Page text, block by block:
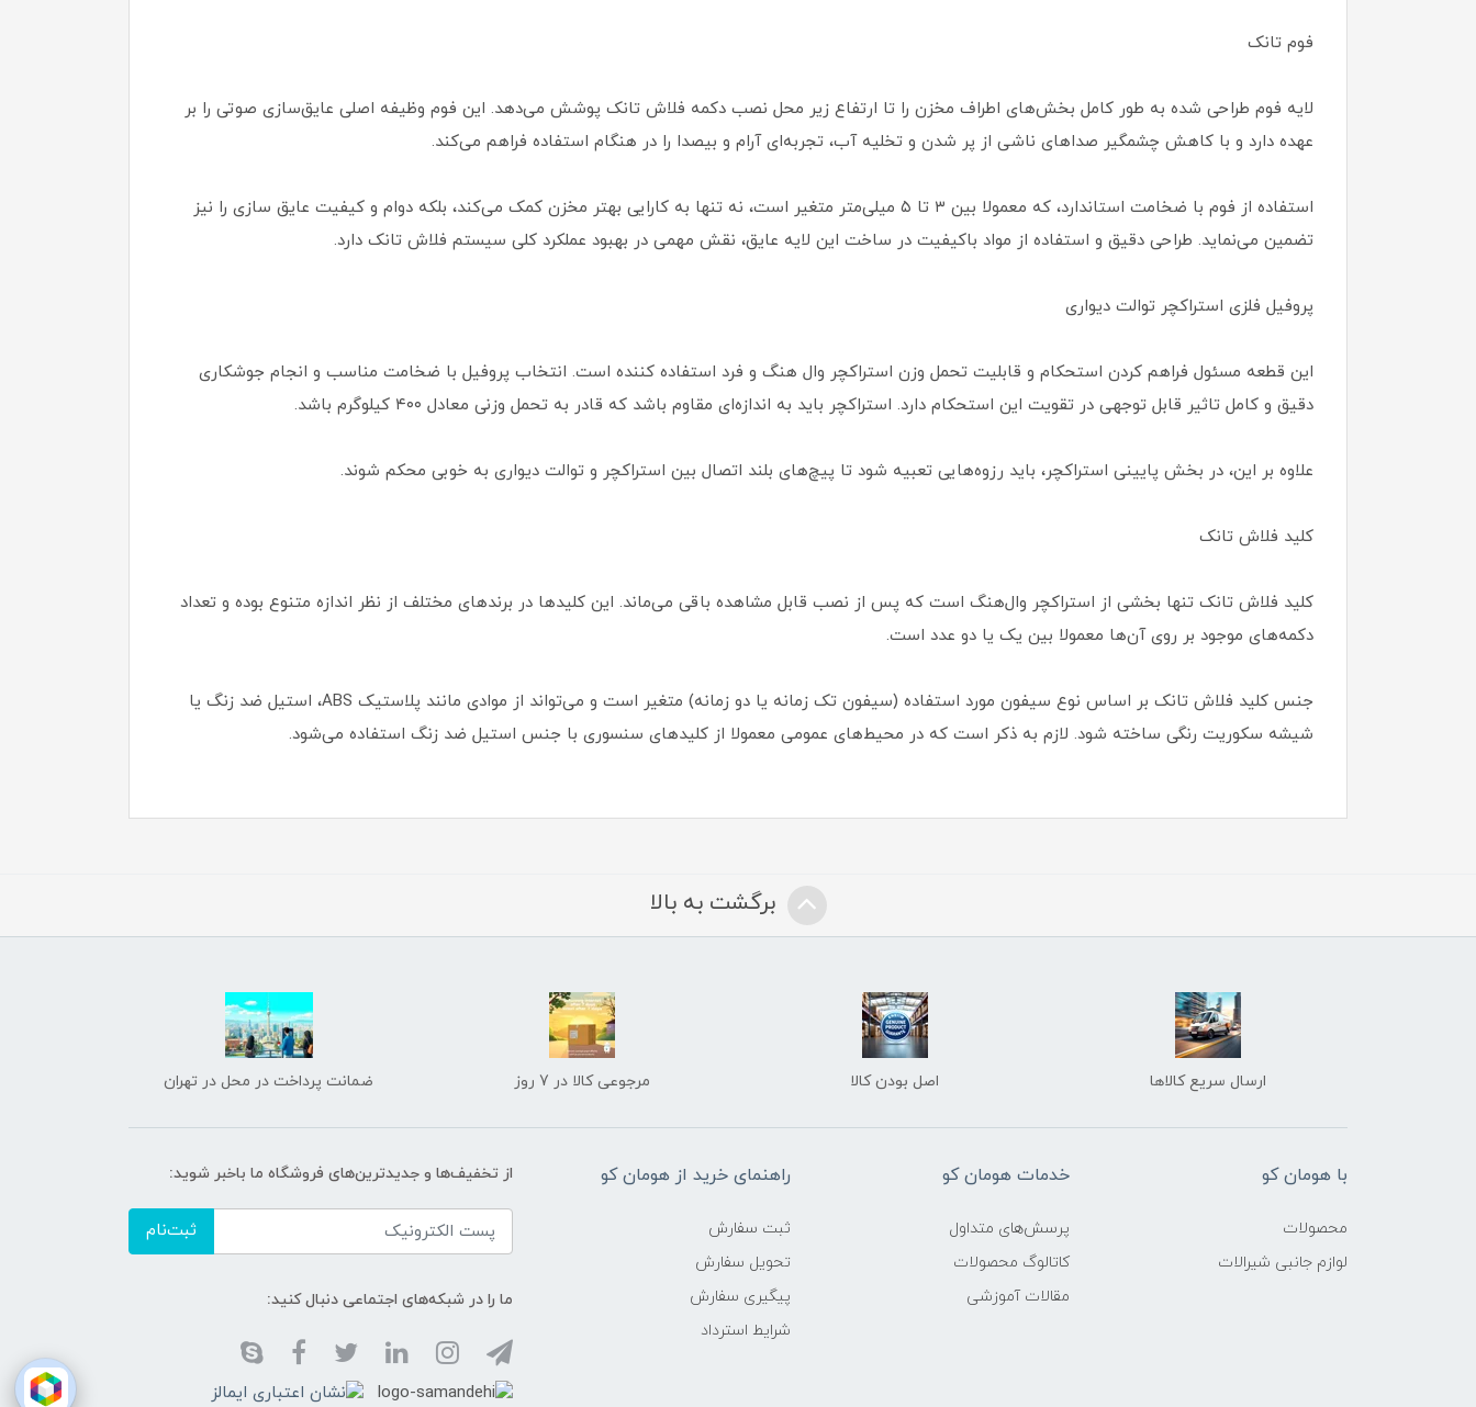
فوم تانک
لایه فوم طراحی شده به طور کامل بخش‌های اطراف مخزن را تا ارتفاع زیر محل نصب دکمه فلاش تانک پوشش می‌دهد. این فوم وظیفه اصلی عایق‌سازی صوتی را بر
عهده دارد و با کاهش چشمگیر صداهای ناشی از پر شدن و تخلیه آب، تجربه‌ای آرام و بیصدا را در هنگام استفاده فراهم می‌کند.
استفاده از فوم با ضخامت استاندارد، که معمولا بین ۳ تا ۵ میلی‌متر متغیر است، نه تنها به کارایی بهتر مخزن کمک می‌کند، بلکه دوام و کیفیت عایق سازی را نیز
تضمین می‌نماید. طراحی دقیق و استفاده از مواد باکیفیت در ساخت این لایه عایق، نقش مهمی در بهبود عملکرد کلی سیستم فلاش تانک دارد.
پروفیل فلزی استراکچر توالت دیواری
این قطعه مسئول فراهم کردن استحکام و قابلیت تحمل وزن استراکچر وال هنگ و فرد استفاده کننده است. انتخاب پروفیل با ضخامت مناسب و انجام جوشکاری
دقیق و کامل تاثیر قابل توجهی در تقویت این استحکام دارد. استراکچر باید به اندازه‌ای مقاوم باشد که قادر به تحمل وزنی معادل ۴۰۰ کیلوگرم باشد.
علاوه بر این، در بخش پایینی استراکچر، باید رزوه‌هایی تعبیه شود تا پیچ‌های بلند اتصال بین استراکچر و توالت دیواری به خوبی محکم شوند.
کلید فلاش تانک
کلید فلاش تانک تنها بخشی از استراکچر وال‌هنگ است که پس از نصب قابل مشاهده باقی می‌ماند. این کلیدها در برندهای مختلف از نظر اندازه متنوع بوده و تعداد
دکمه‌های موجود بر روی آن‌ها معمولا بین یک یا دو عدد است.
جنس کلید فلاش تانک بر اساس نوع سیفون مورد استفاده (سیفون تک زمانه یا دو زمانه) متغیر است و می‌تواند از موادی مانند پلاستیک ABS، استیل ضد زنگ یا
شیشه سکوریت رنگی ساخته شود. لازم به ذکر است که در محیط‌های عمومی معمولا از کلیدهای سنسوری با جنس استیل ضد زنگ استفاده می‌شود.
برگشت به بالا
ارسال سریع کالاها اصل بودن کالا مرجوعی کالا در 7 روز ضمانت پرداخت در محل در تهران
با هومان کو
محصولات
لوازم جانبی شیرالات
خدمات هومان کو
پرسش‌های متداول
کاتالوگ محصولات
مقالات آموزشی
راهنمای خرید از هومان کو
ثبت سفارش
تحویل سفارش
پیگیری سفارش
شرایط استرداد
از تخفیف‌ها و جدیدترین‌های فروشگاه ما باخبر شوید:
ثبت‌نام
ما را در شبکه‌های اجتماعی دنبال کنید: